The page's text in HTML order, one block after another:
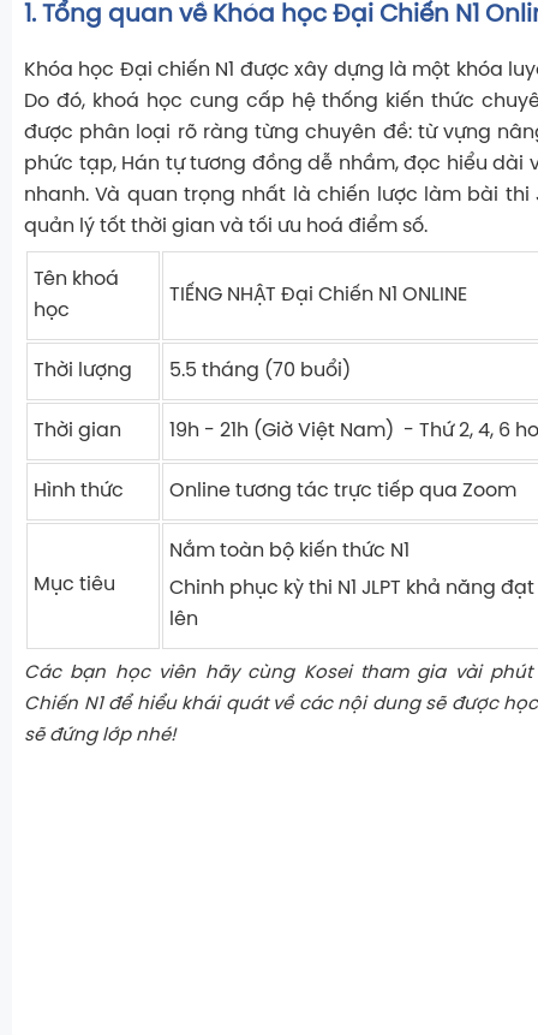
1. Tổng quan về Khóa học Đại Chiến N1
Khóa học Đại chiến N1 được xây dựng là một khóa
Do đó, khoá học cung cấp hệ thống kiến thức
được phân loại rõ ràng từng chuyên đề: từ vựng
phức tạp, Hán tự tương đồng dễ nhầm, đọc hiểu dài
nhanh. Và quan trọng nhất là chiến lược làm bài thi
quản lý tốt thời gian và tối ưu hoá điểm số.
Tên khoá
học
TIẾNG NHẬT Đại Chiến N1 ONLINE
Thời lượng 5.5 tháng (70 buổi)
Thời gian 19h - 21h (Giờ Việt Nam) - Thứ 2, 4, 6
Hình thức Online tương tác trực tiếp qua Zoom
Mục tiêu
Nắm toàn bộ kiến thức N1
Chinh phục kỳ thi N1 JLPT khả năng
lên
Các bạn học viên hãy cùng Kosei tham gia vài
Chiến N1 để hiểu khái quát về các nội dung sẽ được
sẽ đứng lớp nhé!